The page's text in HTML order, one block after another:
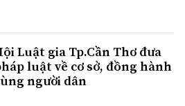
Luật gia Tp.Cần Thơ đưa
luật về cơ sở, đồng hành
người dân